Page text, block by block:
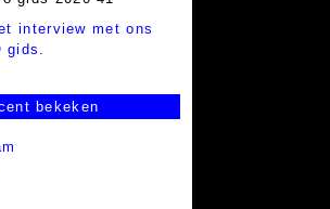
interview met ons
bekeken